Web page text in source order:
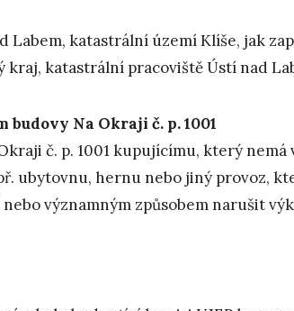
Labem, katastrální území Klíše, jak
katastrální pracoviště Ústí nad
budovy Na Okraji č. p. 1001
č. p. 1001 kupujícímu, který
ubytovnu, hernu nebo jiný provoz,
významným způsobem narušit